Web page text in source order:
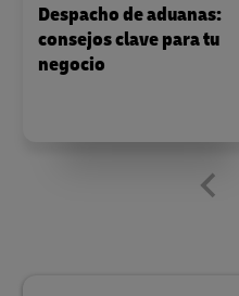
Despacho de aduanas:
consejos clave para tu
negocio